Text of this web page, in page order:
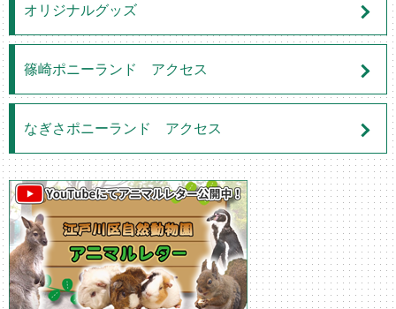
オリジナルグッズ
篠崎ポニーランド アクセス
なぎさポニーランド アクセス